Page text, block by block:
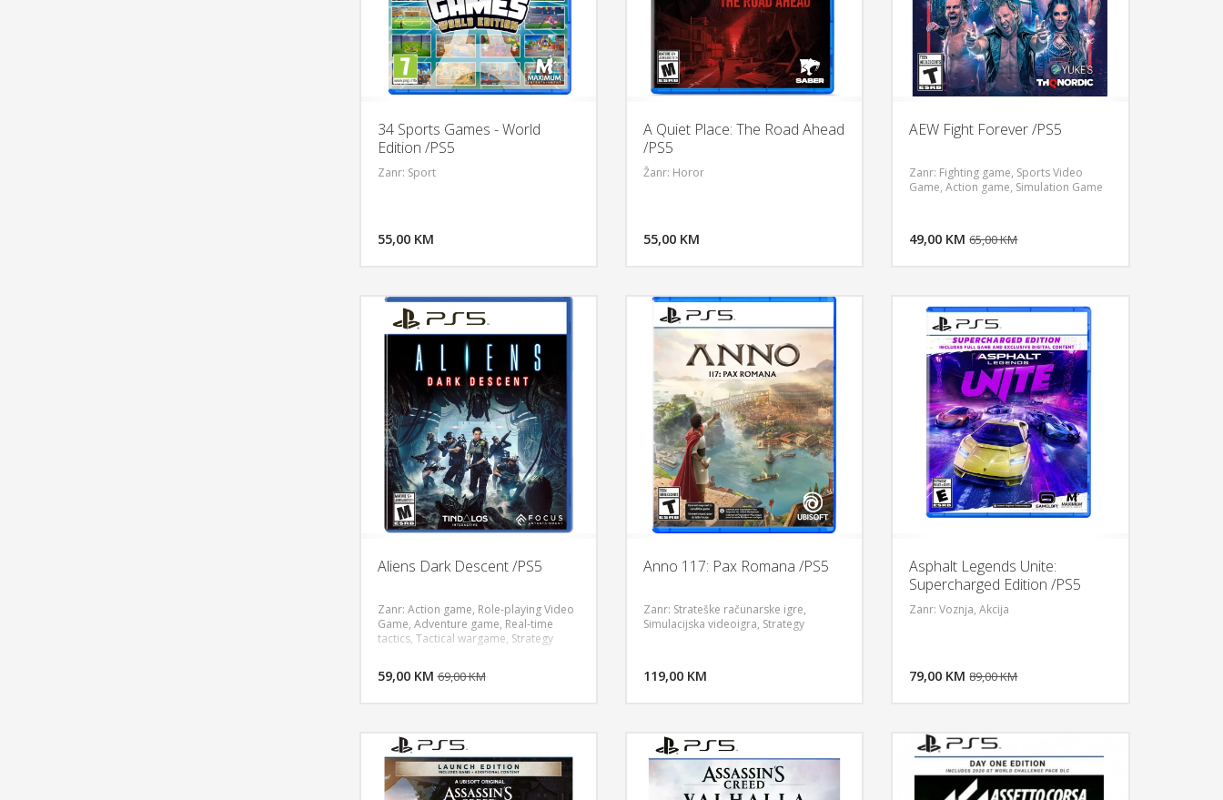
34 Sports Games - World
Edition /PS5
Zanr: Sport
55,00 KM
A Quiet Place: The Road Ahead
/PS5
Žanr: Horor
55,00 KM
AEW Fight Forever /PS5
Zanr: Fighting game, Sports Video
Game, Action game, Simulation Game
49,00 KM 65,00 KM
Aliens Dark Descent /PS5
Zanr: Action game, Role-playing Video
Game, Adventure game, Real-time
tactics, Tactical wargame, Strategy
59,00 KM 69,00 KM
Anno 117: Pax Romana /PS5
Zanr: Strateške računarske igre,
Simulacijska videoigra, Strategy
119,00 KM
Asphalt Legends Unite:
Supercharged Edition /PS5
Zanr: Voznja, Akcija
79,00 KM 89,00 KM